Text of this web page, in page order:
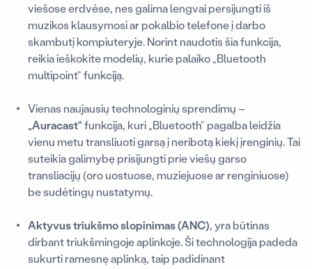
viešose erdvėse, nes galima lengvai persijungti iš
muzikos klausymosi ar pokalbio telefone į darbo
skambutį kompiuteryje. Norint naudotis šia funkcija,
reikia ieškokite modelių, kurie palaiko „Bluetooth
multipoint“ funkciją.
Vienas naujausių technologinių sprendimų –
„Auracast“funkcija, kuri „Bluetooth“ pagalba leidžia
vienu metu transliuoti garsą į neribotą kiekį įrenginių. Tai
suteikia galimybę prisijungti prie viešų garso
transliacijų (oro uostuose, muziejuose ar renginiuose)
be sudėtingų nustatymų.
Aktyvus triukšmo slopinimas (ANC), yra būtinas
dirbant triukšmingoje aplinkoje. Ši technologija padeda
sukurti ramesnę aplinką, taip padidinant